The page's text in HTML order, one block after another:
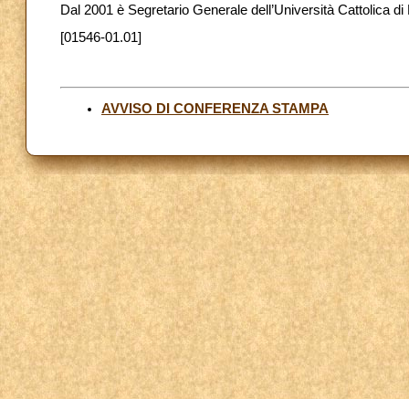
Dal 2001 è Segretario Generale dell’Università Cattolica
[01546-01.01]
AVVISO DI CONFERENZA STAMPA